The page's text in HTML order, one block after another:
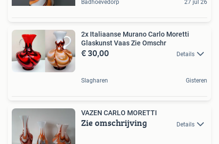
Badhoevedorp 27 jul 26
2x Italiaanse Murano Carlo Moretti
Glaskunst Vaas Zie Omschr
€ 30,00 Details
Slagharen Gisteren
VAZEN CARLO MORETTI
Zie omschrijving Details